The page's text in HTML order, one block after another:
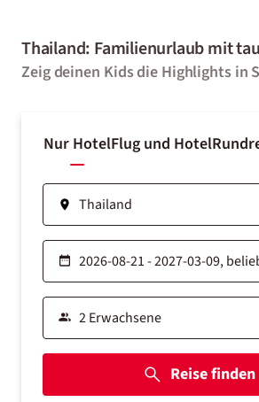
Thailand: Familienurlaub mit
Zeig deinen Kids die Highlights in
Nur HotelFlug und Hotel
Reise finden